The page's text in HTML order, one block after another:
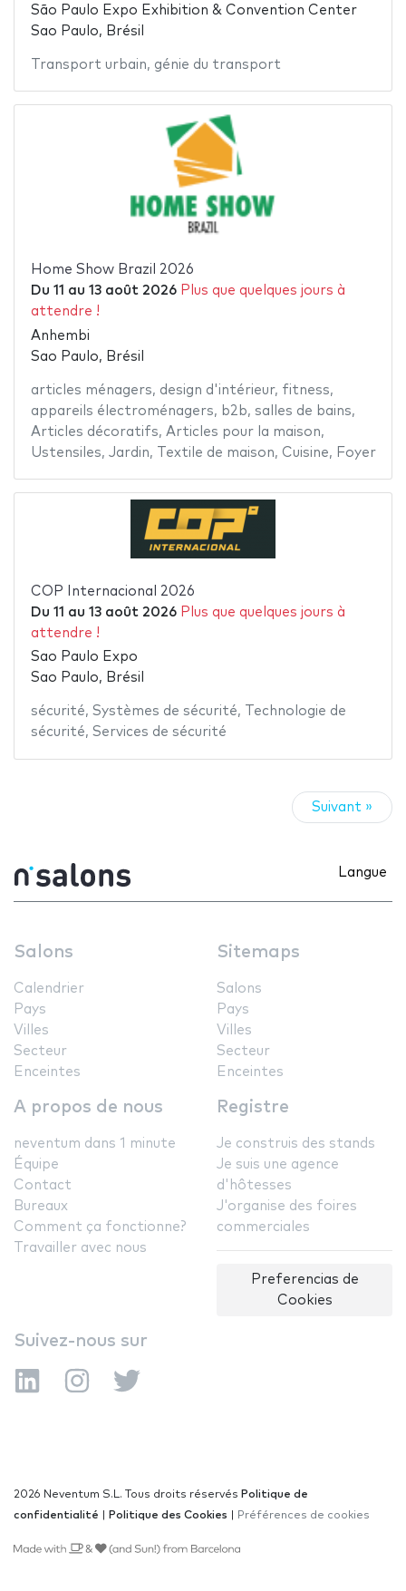
São Paulo Expo Exhibition & Convention Center
Sao Paulo, Brésil
Transport urbain, génie du transport
Home Show Brazil 2026
Du 11 au 13 août 2026 Plus que quelques jours à
attendre !
Anhembi
Sao Paulo, Brésil
articles ménagers, design d'intérieur, fitness,
appareils électroménagers, b2b, salles de bains,
Articles décoratifs, Articles pour la maison,
Ustensiles, Jardin, Textile de maison, Cuisine, Foyer
COP Internacional 2026
Du 11 au 13 août 2026 Plus que quelques jours à
attendre !
Sao Paulo Expo
Sao Paulo, Brésil
sécurité, Systèmes de sécurité,
Technologie de
sécurité, Services de sécurité
Suivant »
Langue
Salons
Calendrier
Pays
Villes
Secteur
Enceintes
Sitemaps
Salons
Pays
Villes
Secteur
Enceintes
A propos de nous
neventum dans 1 minute
Équipe
Contact
Bureaux
Comment ça fonctionne?
Travailler avec nous
Registre
Je construis des stands
Je suis une agence
d'hôtesses
J'organise des foires
commerciales
Preferencias de
Cookies
Suivez-nous sur
2026 Neventum S.L. Tous droits réservés Politique de
confidentialité
Politique des Cookies Préférences de cookies